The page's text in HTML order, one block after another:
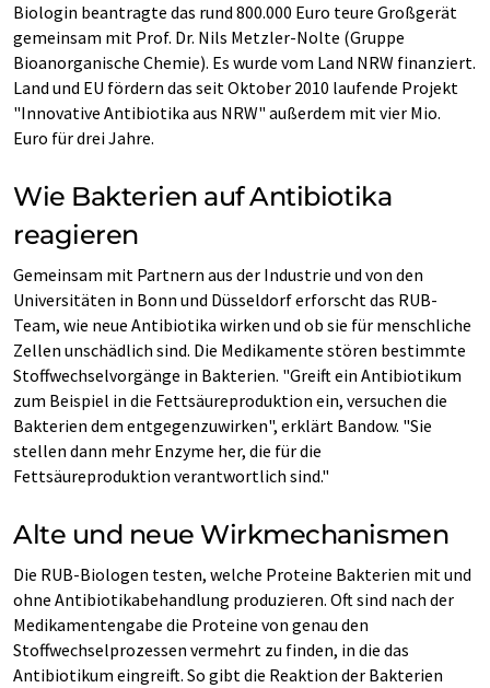
Biologin beantragte das rund 800.000 Euro teure Großgerät
gemeinsam mit Prof. Dr. Nils Metzler-Nolte (Gruppe
Bioanorganische Chemie). Es wurde vom Land NRW finanziert.
Land und EU fördern das seit Oktober 2010 laufende Projekt
"Innovative Antibiotika aus NRW" außerdem mit vier Mio.
Euro für drei Jahre.
Wie Bakterien auf Antibiotika
reagieren
Gemeinsam mit Partnern aus der Industrie und von den
Universitäten in Bonn und Düsseldorf erforscht das RUB-
Team, wie neue Antibiotika wirken und ob sie für menschliche
Zellen unschädlich sind. Die Medikamente stören bestimmte
Stoffwechselvorgänge in Bakterien. "Greift ein Antibiotikum
zum Beispiel in die Fettsäureproduktion ein, versuchen die
Bakterien dem entgegenzuwirken", erklärt Bandow. "Sie
stellen dann mehr Enzyme her, die für die
Fettsäureproduktion verantwortlich sind."
Alte und neue Wirkmechanismen
Die RUB-Biologen testen, welche Proteine Bakterien mit und
ohne Antibiotikabehandlung produzieren. Oft sind nach der
Medikamentengabe die Proteine von genau den
Stoffwechselprozessen vermehrt zu finden, in die das
Antibiotikum eingreift. So gibt die Reaktion der Bakterien